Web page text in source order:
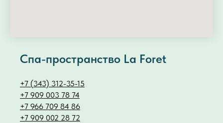
Спа-пространство La Foret
+7 (343) 312-35-15
+7 909 003 78 74
+7 966 709 84 86
+7 909 002 28 72